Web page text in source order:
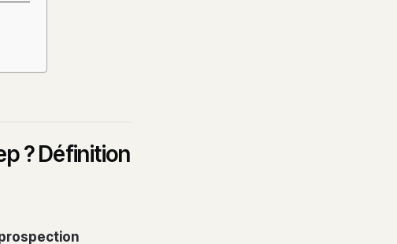
? Définition